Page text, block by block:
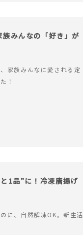
みんなの「好き」が
家族みんなに愛される定
！
1品”に！冷凍唐揚げ
に、自然解凍OK。新生活